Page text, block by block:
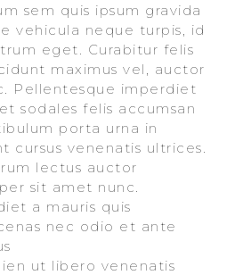
sem quis ipsum gravida
vehicula neque turpis, id
eget. Curabitur felis
maximus vel, auctor
Pellentesque imperdiet
sodales felis accumsan
porta urna in
cursus venenatis ultrices.
lectus auctor
sit amet nunc.
a mauris quis
nec odio et ante
ut libero venenatis